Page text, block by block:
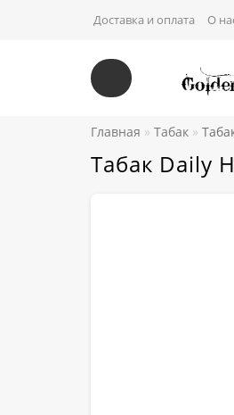
Доставка и оплата О
Главная Табак
Табак Daily